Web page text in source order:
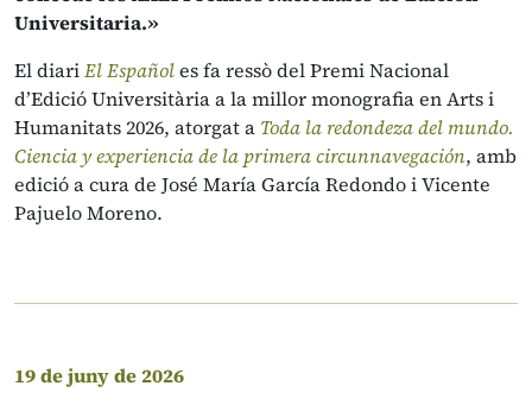
Universitaria.»
El diariEl Españoles fa ressò del Premi Nacional
d’Edició Universitària a la millor monografia en Arts i
Humanitats 2026, atorgat a Toda la redondeza del mundo.
Ciencia y experiencia de la primera circunnavegación, amb
edició a cura de José María García Redondo i Vicente
Pajuelo Moreno.
19 de juny de 2026